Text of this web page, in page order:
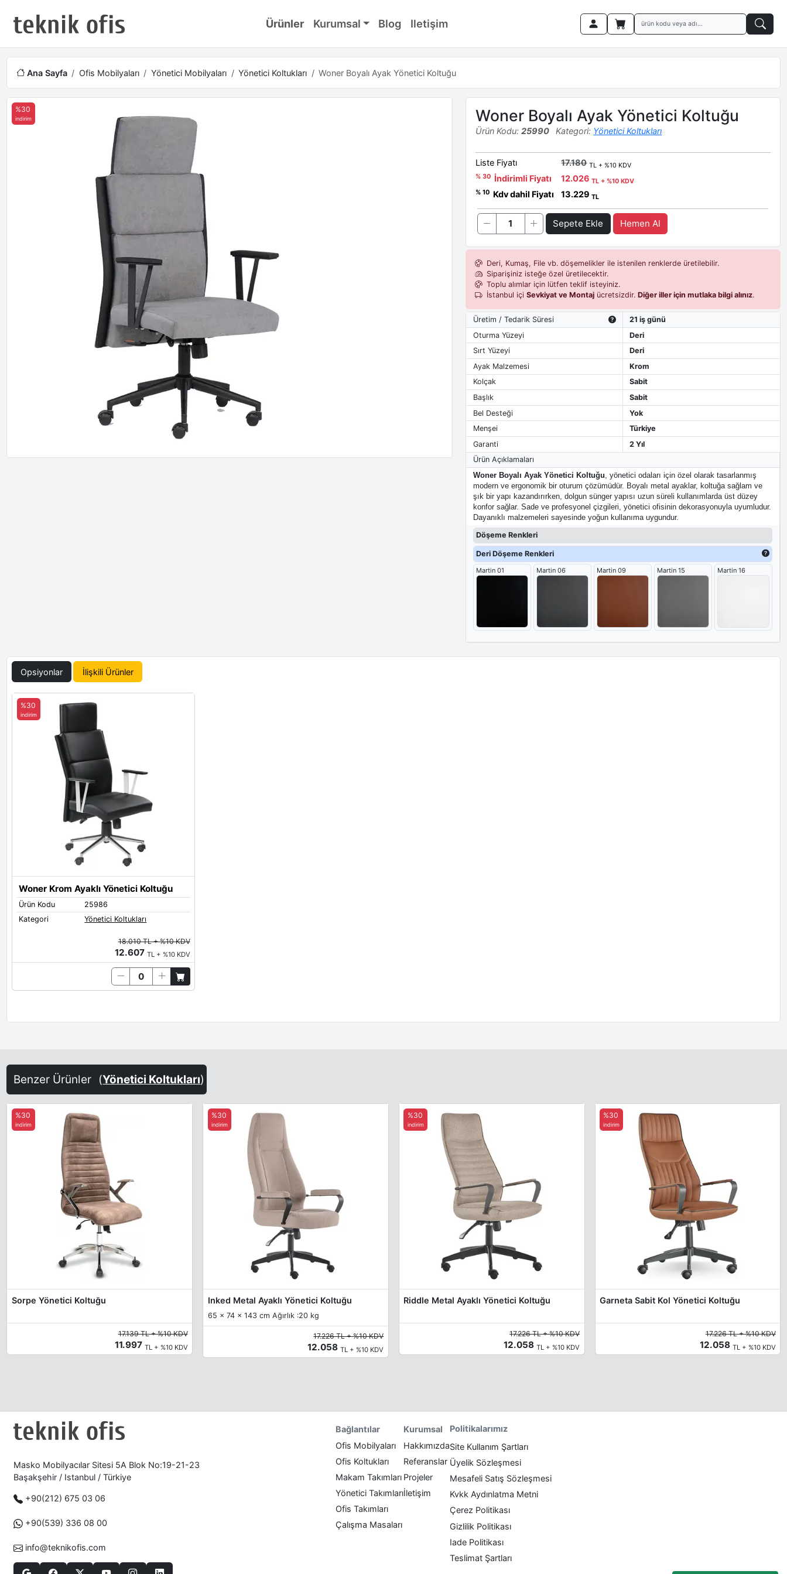
Ürünler Kurumsal Blog Iletişim
Ana Sayfa Ofis Mobilyaları Yönetici Mobilyaları Yönetici Koltukları Woner Boyalı Ayak Yönetici Koltuğu
%30
indirim Woner Boyalı Ayak Yönetici Koltuğu
Ürün Kodu: 25990 Kategori: Yönetici Koltukları
Liste Fiyatı 17.180 TL + %10 KDV
% 30 İndirimli Fiyatı 12.026TL + %10 KDV
% 10 Kdv dahil Fiyatı 13.229TL
Sepete Ekle Hemen Al
Deri, Kumaş, File vb. döşemelikler ile istenilen renklerde üretilebilir.
Siparişiniz isteğe özel üretilecektir.
Toplu alımlar için lütfen teklif isteyiniz.
İstanbul içiSevkiyat ve Montaj ücretsizdir.Diğer iller için mutlaka bilgi alınız.
Üretim / Tedarik Süresi
21 iş günü
Oturma Yüzeyi
Deri
Sırt Yüzeyi
Deri
Ayak Malzemesi
Krom
Kolçak
Sabit
Başlık
Sabit
Bel Desteği
Yok
Menşei
Türkiye
Garanti
2 Yıl
Ürün Açıklamaları
Woner Boyalı Ayak Yönetici Koltuğu, yönetici odaları için özel olarak tasarlanmış
modern ve ergonomik bir oturum çözümüdür. Boyalı metal ayaklar, koltuğa sağlam ve
şık bir yapı kazandırırken, dolgun sünger yapısı uzun süreli kullanımlarda üst düzey
konfor sağlar. Sade ve profesyonel çizgileri, yönetici ofisinin dekorasyonuyla uyumludur.
Dayanıklı malzemeleri sayesinde yoğun kullanıma uygundur.
Döşeme Renkleri
Deri Döşeme Renkleri
Martin 01 Martin 06 Martin 09 Martin 15 Martin 16
Opsiyonlar İlişkili Ürünler
Woner Krom Ayaklı Yönetici Koltuğu
Ürün Kodu
25986
Kategori
Yönetici Koltukları
%30
indirim
18.010 TL + %10 KDV
12.607 TL + %10 KDV
Benzer Ürünler (Yönetici Koltukları)
Sorpe Yönetici Koltuğu
%30
indirim
17.139 TL + %10 KDV
11.997 TL + %10 KDV
Inked Metal Ayaklı Yönetici Koltuğu
65 x 74 x 143 cm Ağırlık :20 kg
%30
indirim
17.226 TL + %10 KDV
12.058TL + %10 KDV
Riddle Metal Ayaklı Yönetici Koltuğu
%30
indirim
17.226 TL + %10 KDV
12.058TL + %10 KDV
Garneta Sabit Kol Yönetici Koltuğu
%30
indirim
17.226 TL + %10 KDV
12.058 TL + %10 KDV
Masko Mobilyacılar Sitesi 5A Blok No:19-21-23
Başakşehir / Istanbul / Türkiye
+90(212) 675 03 06
+90(539) 336 08 00
info@teknikofis.com
Bağlantılar
Ofis Mobilyaları
Ofis Koltukları
Makam Takımları
Yönetici Takımları
Ofis Takımları
Çalışma Masaları
Kurumsal
Hakkımızda
Referanslar
Projeler
İletişim
Politikalarımız
Site Kullanım Şartları
Üyelik Sözleşmesi
Mesafeli Satış Sözleşmesi
Kvkk Aydınlatma Metni
Çerez Politikası
Gizlilik Politikası
Iade Politikası
Teslimat Şartları